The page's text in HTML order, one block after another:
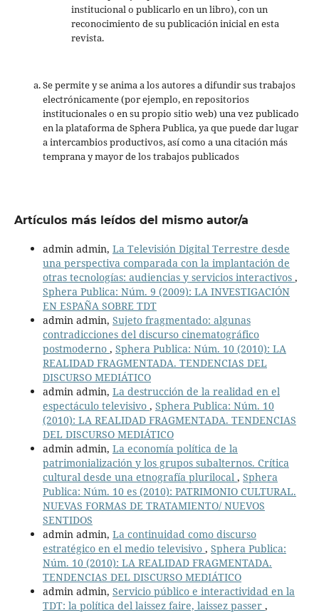
institucional o publicarlo en un libro), con un
reconocimiento de su publicación inicial en esta
revista.
Se permite y se anima a los autores a difundir sus trabajos
electrónicamente (por ejemplo, en repositorios
institucionales o en su propio sitio web) una vez publicado
en la plataforma de Sphera Publica, ya que puede dar lugar
a intercambios productivos, así como a una citación más
temprana y mayor de los trabajos publicados
Artículos más leídos del mismo autor/a
admin admin, La Televisión Digital Terrestre desde
una perspectiva comparada con la implantación de
otras tecnologías: audiencias y servicios interactivos ,
Sphera Publica: Núm. 9 (2009): LA INVESTIGACIÓN
EN ESPAÑA SOBRE TDT
admin admin, Sujeto fragmentado: algunas
contradicciones del discurso cinematográfico
postmoderno , Sphera Publica: Núm. 10 (2010): LA
REALIDAD FRAGMENTADA. TENDENCIAS DEL
DISCURSO MEDIÁTICO
admin admin, La destrucción de la realidad en el
espectáculo televisivo , Sphera Publica: Núm. 10
(2010): LA REALIDAD FRAGMENTADA. TENDENCIAS
DEL DISCURSO MEDIÁTICO
admin admin, La economía política de la
patrimonialización y los grupos subalternos. Crítica
cultural desde una etnografía plurilocal , Sphera
Publica: Núm. 10 es (2010): PATRIMONIO CULTURAL.
NUEVAS FORMAS DE TRATAMIENTO/ NUEVOS
SENTIDOS
admin admin, La continuidad como discurso
estratégico en el medio televisivo , Sphera Publica:
Núm. 10 (2010): LA REALIDAD FRAGMENTADA.
TENDENCIAS DEL DISCURSO MEDIÁTICO
admin admin, Servicio público e interactividad en la
TDT: la política del laissez faire, laissez passer ,